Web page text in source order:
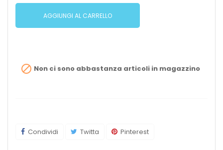
AGGIUNGI AL CARRELLO
 Non ci sono abbastanza articoli in magazzino
Condividi Twitta Pinterest